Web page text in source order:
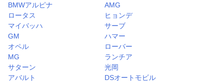
BMWアルピナ
AMG
ロータス
ヒョンデ
マイバッハ
サーブ
GM
ハマー
オペル
ローバー
MG
ランチア
サターン
光岡
アバルト
DSオートモビル